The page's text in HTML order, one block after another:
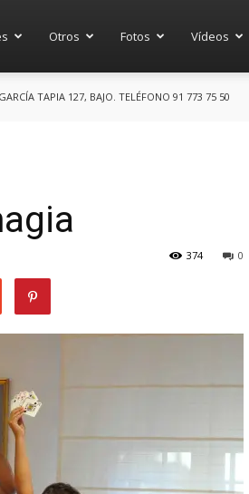
Otros Fotos Vídeos
TAPIA 127, BAJO. TELÉFONO 91 773 75 50
0
374